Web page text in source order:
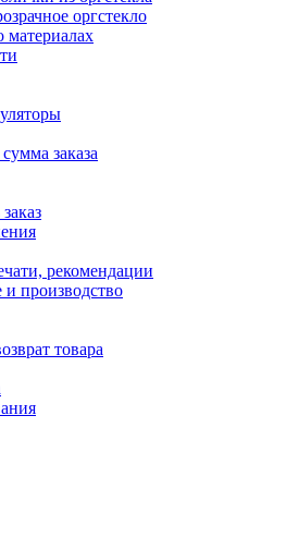
оргстекло
заказа
рекомендации
производство
товара